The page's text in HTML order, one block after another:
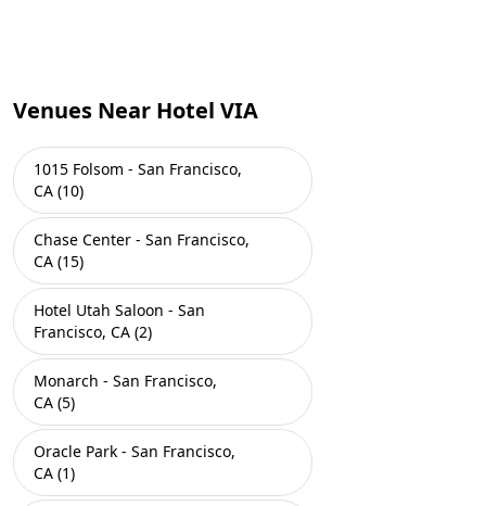
Venues Near Hotel VIA
1015 Folsom - San Francisco,
CA (10)
Chase Center - San Francisco,
CA (15)
Hotel Utah Saloon - San
Francisco, CA (2)
Monarch - San Francisco,
CA (5)
Oracle Park - San Francisco,
CA (1)